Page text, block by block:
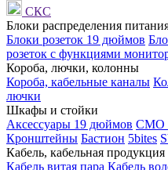
СКС
Блоки распределения
Блоки розеток 19 дюймов
розеток с функциями
Короба, лючки, колонны
Короба, кабельные каналы
лючки
Шкафы и стойки
Аксессуары 19 дюймов
Кронштейны Бастион 5bites
Кабель, кабельная продукция
Кабель витая пара Кабель